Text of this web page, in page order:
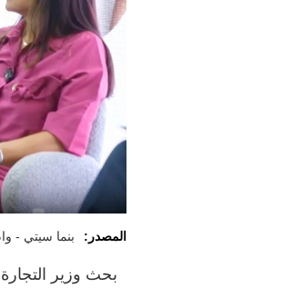
المصدر: بنما سيتي -
بحث وزير